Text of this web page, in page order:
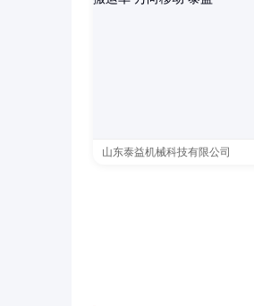
山东泰益机械科技有限公司